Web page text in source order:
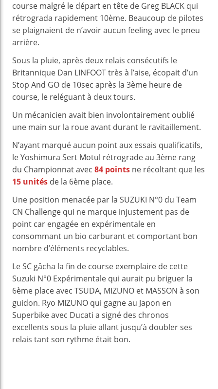
course malgré le départ en tête de Greg BLACK qui
rétrograda rapidement 10ème. Beaucoup de pilotes
se plaignaient de n’avoir aucun feeling avec le pneu
arrière.
Sous la pluie, après deux relais consécutifs le
Britannique Dan LINFOOT très à l’aise, écopait d’un
Stop And GO de 10sec après la 3ème heure de
course, le reléguant à deux tours.
Un mécanicien avait bien involontairement oublié
une main sur la roue avant durant le ravitaillement.
N’ayant marqué aucun point aux essais qualificatifs,
le Yoshimura Sert Motul rétrograde au 3ème rang
du Championnat avec 84 points ne récoltant que les
15 unités de la 6ème place.
Une position menacée par la SUZUKI N°0 du Team
CN Challenge qui ne marque injustement pas de
point car engagée en expérimentale en
consommant un bio carburant et comportant bon
nombre d’éléments recyclables.
Le SC gâcha la fin de course exemplaire de cette
Suzuki N°0 Expérimentale qui aurait pu briguer la
6ème place avec TSUDA, MIZUNO et MASSON à son
guidon. Ryo MIZUNO qui gagne au Japon en
Superbike avec Ducati a signé des chronos
excellents sous la pluie allant jusqu’à doubler ses
relais tant son rythme était bon.